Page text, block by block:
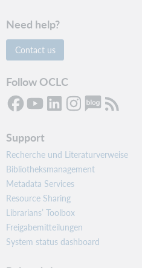
Need help?
Contact us
Follow OCLC
Support
Recherche und Literaturverweise
Bibliotheksmanagement
Metadata Services
Resource Sharing
Librarians’ Toolbox
Freigabemitteilungen
System status dashboard